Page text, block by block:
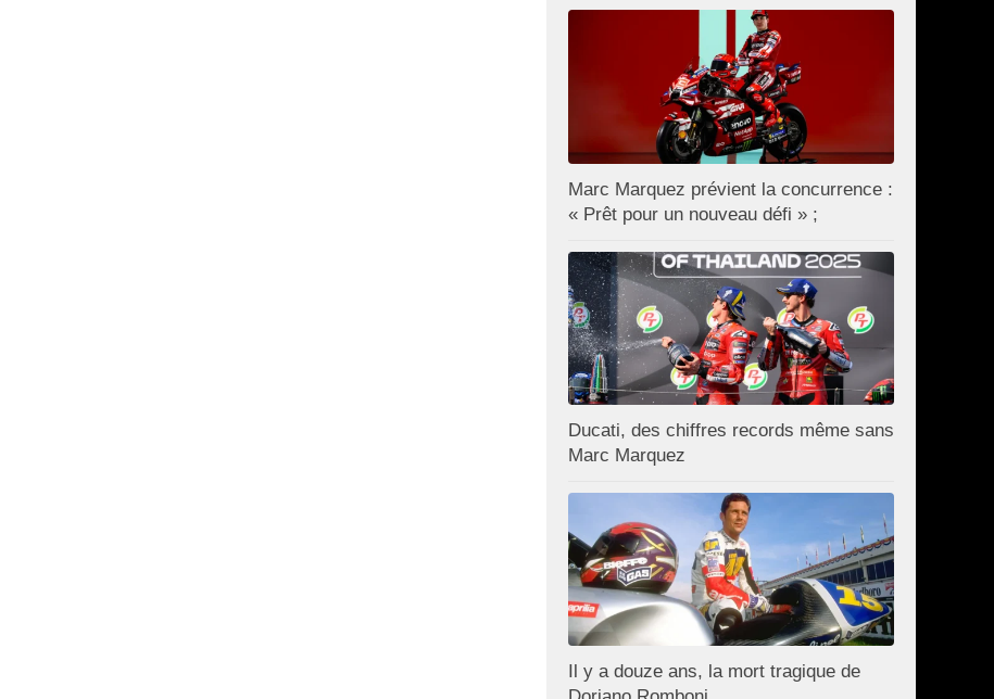
Marc Marquez prévient la concurrence :
« Prêt pour un nouveau défi » ;
Ducati, des chiffres records même sans
Marc Marquez
Il y a douze ans, la mort tragique de